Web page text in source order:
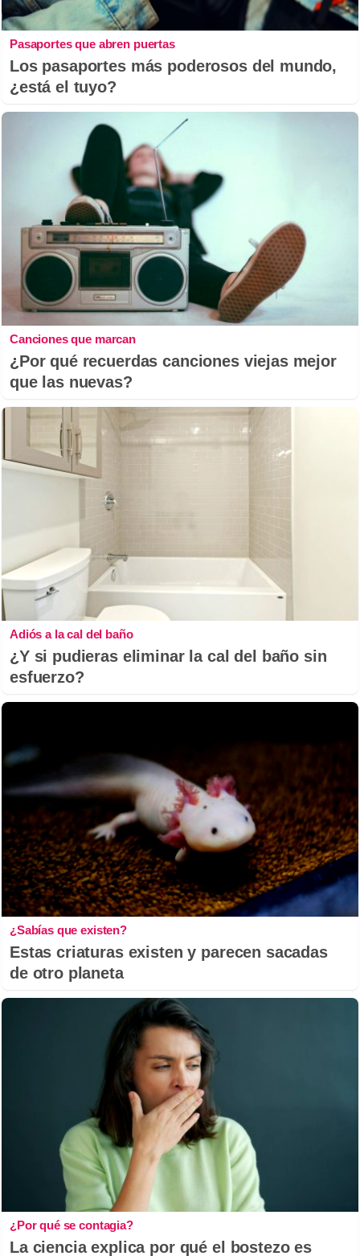
Pasaportes que abren puertas
Los pasaportes más poderosos del mundo,
¿está el tuyo?
Canciones que marcan
¿Por qué recuerdas canciones viejas mejor
que las nuevas?
Adiós a la cal del baño
¿Y si pudieras eliminar la cal del baño sin
esfuerzo?
¿Sabías que existen?
Estas criaturas existen y parecen sacadas
de otro planeta
¿Por qué se contagia?
La ciencia explica por qué el bostezo es